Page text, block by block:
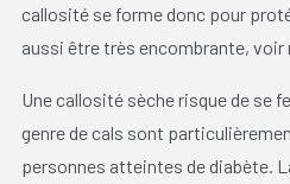
callosité se forme donc pour
aussi être très encombrante, voir
Une callosité sèche risque de se
genre de cals sont
personnes atteintes de diabète.